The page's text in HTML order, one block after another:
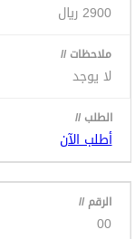
2900 ريال
لا يوجد
أطلب الآن
00